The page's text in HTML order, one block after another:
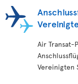
Air Transat-
Vereinigten